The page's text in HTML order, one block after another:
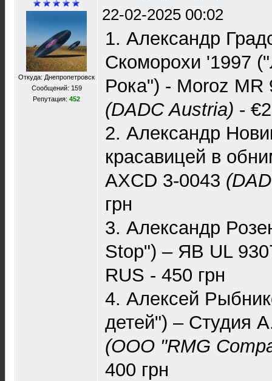
Откуда: Днепропетровск
Сообщений: 159
Репутация: 452
22-02-2025 00:02
1. Александр
Скоморохи '1997
Рока") - Moroz
(DADC Austria) -
2. Александр
красавицей в
AXCD 3-0043
грн
3. Александр
Stop") – ЯВ UL
RUS - 450 грн
4. Алексей
детей") – Студия
(ООО "RMG
400 грн